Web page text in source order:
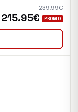
239.99€
215.95€ PROMO